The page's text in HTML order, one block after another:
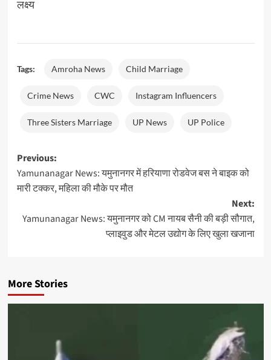
लक्ष्य
Tags: Amroha News Child Marriage
Crime News CWC Instagram Influencers
Three Sisters Marriage UP News UP Police
Post
navigation
Previous:
Yamunanagar News: यमुनानगर में हरियाणा रोडवेज बस ने बाइक को
मारी टक्कर, महिला की मौके पर मौत
Next:
Yamunanagar News: यमुनानगर को CM नायब सैनी की बड़ी सौगात,
प्लाइवुड और मेटल उद्योग के लिए खुला खजाना
More Stories